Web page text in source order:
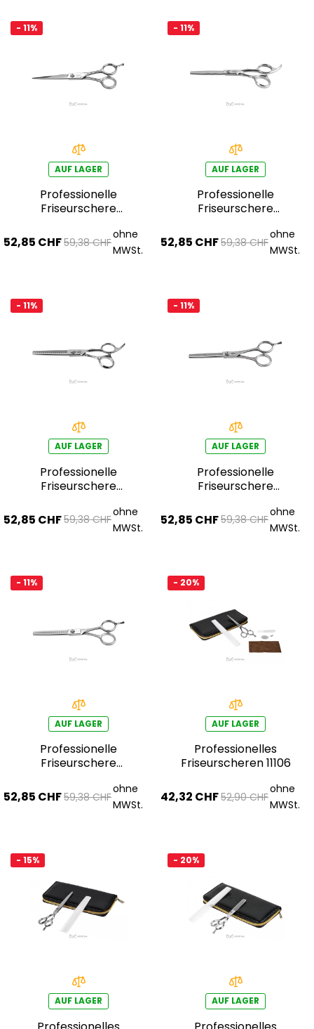
- 11%
AUF LAGER
Professionelle
Friseurschere
52,85 CHF59,38 CHF
ohne
MWSt.
- 11%
AUF LAGER
Professionelle
Friseurschere
52,85 CHF59,38 CHF
ohne
MWSt.
- 11%
AUF LAGER
Professionelle
Friseurschere
52,85 CHF59,38 CHF
ohne
MWSt.
- 11%
AUF LAGER
Professionelle
Friseurschere
52,85 CHF59,38 CHF
ohne
MWSt.
- 11%
AUF LAGER
Professionelle
Friseurschere
52,85 CHF59,38 CHF
ohne
MWSt.
- 20%
AUF LAGER
Professionelles
Friseurscheren 11106
42,32 CHF52,90 CHF
ohne
MWSt.
- 15%
AUF LAGER
- 20%
AUF LAGER